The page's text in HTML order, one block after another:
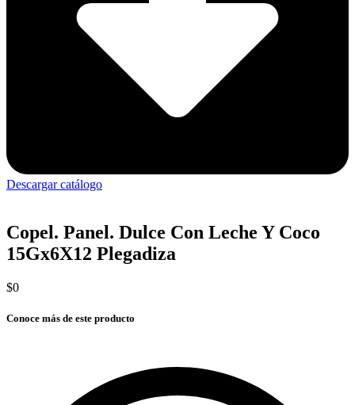
Descargar catálogo
Copel. Panel. Dulce Con Leche Y Coco
15Gx6X12 Plegadiza
$0
Conoce más de este producto